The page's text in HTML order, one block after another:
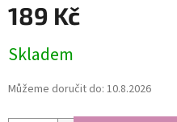
189 Kč
cena:
Skladem
Můžeme doručit do: 10.8.2026